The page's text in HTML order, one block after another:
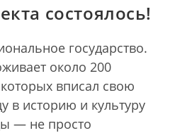
состоялось!
государство.
около 200
вписал свою
в историю и культуру
— не просто